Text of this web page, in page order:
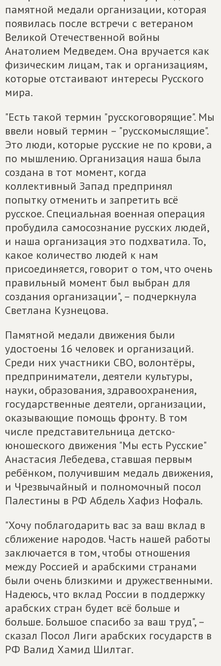
памятной медали организации, которая
появилась после встречи с ветераном
Великой Отечественной войны
Анатолием Медведем. Она вручается как
физическим лицам, так и организациям,
которые отстаивают интересы Русского
мира.
"Есть такой термин "русскоговорящие". Мы
ввели новый термин – "русскомыслящие".
Это люди, которые русские не по крови, а
по мышлению. Организация наша была
создана в тот момент, когда
коллективный Запад предпринял
попытку отменить и запретить всё
русское. Специальная военная операция
пробудила самосознание русских людей,
и наша организация это подхватила. То,
какое количество людей к нам
присоединяется, говорит о том, что очень
правильный момент был выбран для
создания организации", – подчеркнула
Светлана Кузнецова.
Памятной медали движения были
удостоены 16 человек и организаций.
Среди них участники СВО, волонтёры,
предприниматели, деятели культуры,
науки, образования, здравоохранения,
государственные деятели, организации,
оказывающие помощь фронту. В том
числе представительница детско-
юношеского движения "Мы есть Русские"
Анастасия Лебедева, ставшая первым
ребёнком, получившим медаль движения,
и Чрезвычайный и полномочный посол
Палестины в РФ Абдель Хафиз Нофаль.
"Хочу поблагодарить вас за ваш вклад в
сближение народов. Часть нашей работы
заключается в том, чтобы отношения
между Россией и арабскими странами
были очень близкими и дружественными.
Надеюсь, что вклад России в поддержку
арабских стран будет всё больше и
больше. Большое спасибо за ваш труд", –
сказал Посол Лиги арабских государств в
РФ Валид Хамид Шилтаг.